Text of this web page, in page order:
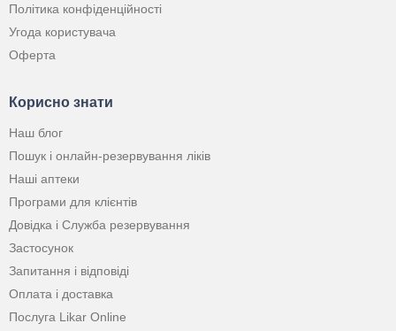
Політика конфіденційності
Угода користувача
Оферта
Корисно знати
Наш блог
Пошук і онлайн-резервування ліків
Наші аптеки
Програми для клієнтів
Довідка і Служба резервування
Застосунок
Запитання і відповіді
Оплата і доставка
Послуга Likar Online